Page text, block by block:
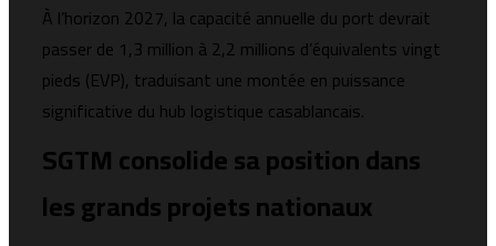
À l’horizon 2027, la capacité annuelle du port devrait
passer de 1,3 million à 2,2 millions d’équivalents vingt
pieds (EVP), traduisant une montée en puissance
significative du hub logistique casablancais.
SGTM consolide sa position dans
les grands projets nationaux